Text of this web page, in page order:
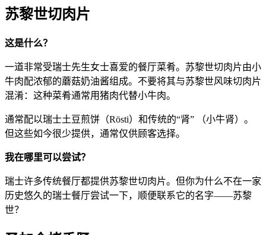
苏黎世切肉片
这是什么？
一道非常受瑞士先生女士喜爱的餐厅菜肴。苏黎世切肉片由小
牛肉配浓郁的蘑菇奶油酱组成。不要将其与苏黎世风味切肉片
混淆：这种菜肴通常用猪肉代替小牛肉。
通常配以瑞士土豆煎饼（Rösti）和传统的“肾” （小牛肾）。
但这些如今很少提供，通常仅供顾客选择。
我在哪里可以尝试？
瑞士许多传统餐厅都提供苏黎世切肉片。但你为什么不在一家
历史悠久的瑞士餐厅尝试一下，顺便联系它的名字——苏黎
世？